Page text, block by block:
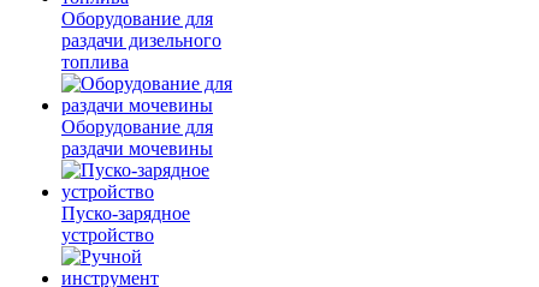
Оборудование для
раздачи дизельного
топлива
Оборудование для
раздачи мочевины
Пуско-зарядное
устройство